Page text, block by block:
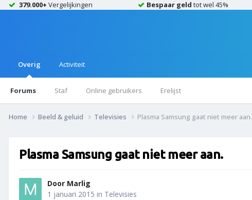
379.000+ Vergelijkingen Bespaar geld tot wel 45%
Overig
Forums Staf Online gebruikers Erelijst
Activiteit
Home Beeld & geluid Televisies Plasma Samsung gaat niet meer aan.
Plasma Samsung gaat niet meer aan.
Door Marlig
1 januari 2015 in Televisies